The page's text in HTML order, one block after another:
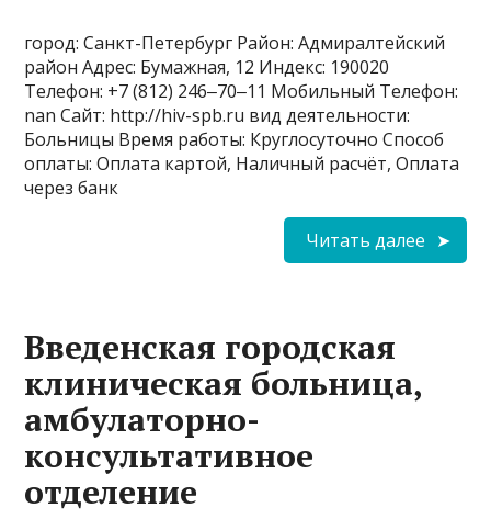
город: Санкт-Петербург Район: Адмиралтейский
район Адрес: Бумажная, 12 Индекс: 190020
Телефон: +7 (812) 246‒70‒11 Мобильный Телефон:
nan Сайт: http://hiv-spb.ru вид деятельности:
Больницы Время работы: Круглосуточно Способ
оплаты: Оплата картой, Наличный расчёт, Оплата
через банк
Читать далее
Введенская городская
клиническая больница,
амбулаторно-
консультативное
отделение